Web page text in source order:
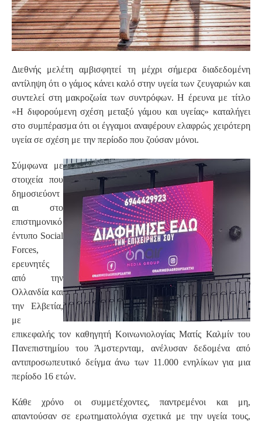
Διεθνής μελέτη αμβισφητεί τη μέχρι σήμερα διαδεδομένη
αντίληψη ότι ο γάμος κάνει καλό στην υγεία των ζευγαριών και
συντελεί στη μακροζωία των συντρόφων. Η έρευνα με τίτλο
«Η διφορούμενη σχέση μεταξύ γάμου και υγείας» καταλήγει
στο συμπέρασμα ότι οι έγγαμοι αναφέρουν ελαφρώς χειρότερη
υγεία σε σχέση με την περίοδο που ζούσαν μόνοι.
Σύμφωνα με
στοιχεία που
δημοσιεύοντ
αι στο
επιστημονικό
έντυπο Social
Forces,
ερευνητές
από την
Ολλανδία και
την Ελβετία,
με
επικεφαλής τον καθηγητή Κοινωνιολογίας Ματίς Καλμίν του
Πανεπιστημίου του Άμστερνταμ, ανέλυσαν δεδομένα από
αντιπροσωπευτικό δείγμα άνω των 11.000 ενηλίκων για μια
περίοδο 16 ετών.
Κάθε χρόνο οι συμμετέχοντες, παντρεμένοι και μη,
απαντούσαν σε ερωτηματολόγια σχετικά με την υγεία τους,